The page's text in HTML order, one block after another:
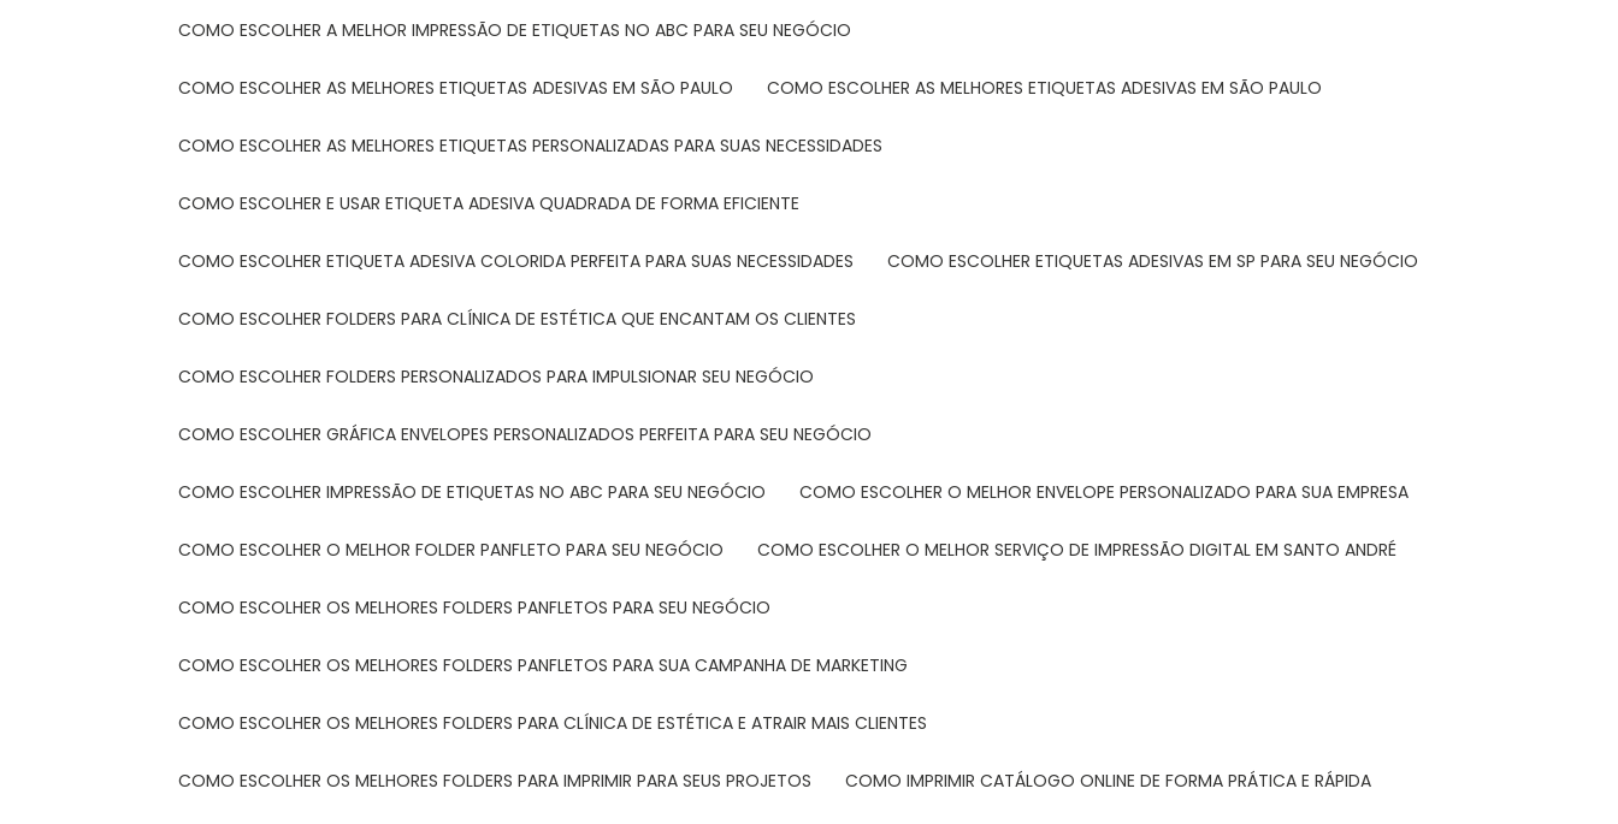
COMO ESCOLHER A MELHOR IMPRESSÃO DE ETIQUETAS NO ABC PARA SEU NEGÓCIO
COMO ESCOLHER AS MELHORES ETIQUETAS ADESIVAS EM SÃO PAULO COMO ESCOLHER AS MELHORES ETIQUETAS ADESIVAS EM SÃO PAULO
COMO ESCOLHER AS MELHORES ETIQUETAS PERSONALIZADAS PARA SUAS NECESSIDADES
COMO ESCOLHER E USAR ETIQUETA ADESIVA QUADRADA DE FORMA EFICIENTE
COMO ESCOLHER ETIQUETA ADESIVA COLORIDA PERFEITA PARA SUAS NECESSIDADES COMO ESCOLHER ETIQUETAS ADESIVAS EM SP PARA SEU NEGÓCIO
COMO ESCOLHER FOLDERS PARA CLÍNICA DE ESTÉTICA QUE ENCANTAM OS CLIENTES
COMO ESCOLHER FOLDERS PERSONALIZADOS PARA IMPULSIONAR SEU NEGÓCIO
COMO ESCOLHER GRÁFICA ENVELOPES PERSONALIZADOS PERFEITA PARA SEU NEGÓCIO
COMO ESCOLHER IMPRESSÃO DE ETIQUETAS NO ABC PARA SEU NEGÓCIO COMO ESCOLHER O MELHOR ENVELOPE PERSONALIZADO PARA SUA EMPRESA
COMO ESCOLHER O MELHOR FOLDER PANFLETO PARA SEU NEGÓCIO COMO ESCOLHER O MELHOR SERVIÇO DE IMPRESSÃO DIGITAL EM SANTO ANDRÉ
COMO ESCOLHER OS MELHORES FOLDERS PANFLETOS PARA SEU NEGÓCIO
COMO ESCOLHER OS MELHORES FOLDERS PANFLETOS PARA SUA CAMPANHA DE MARKETING
COMO ESCOLHER OS MELHORES FOLDERS PARA CLÍNICA DE ESTÉTICA E ATRAIR MAIS CLIENTES
COMO ESCOLHER OS MELHORES FOLDERS PARA IMPRIMIR PARA SEUS PROJETOS COMO IMPRIMIR CATÁLOGO ONLINE DE FORMA PRÁTICA E RÁPIDA